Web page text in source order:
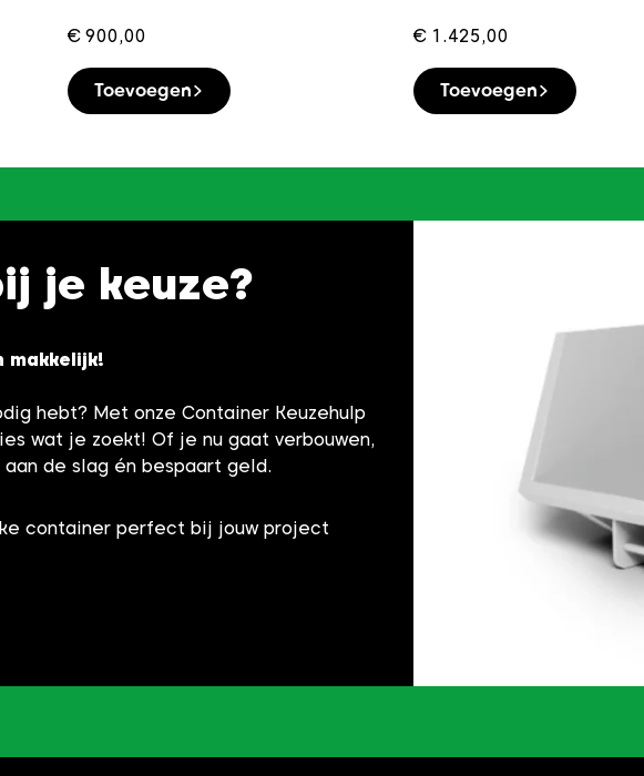
€ 900,00
Toevoegen
€ 1.425,00
Toevoegen
je keuze?
makkelijk!
hebt? Met onze Container Keuzehulp
wat je zoekt! Of je nu gaat verbouwen,
de slag én bespaart geld.
container perfect bij jouw project